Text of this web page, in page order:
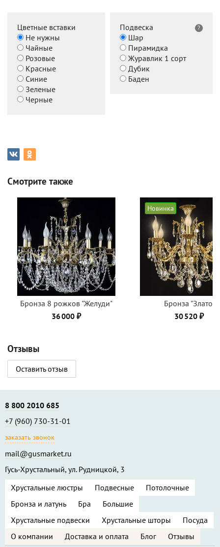
Цветные вставки
Не нужны
Чайные
Розовые
Красные
Синие
Зеленые
Черные
Подвеска ?
Шар
Пирамидка
Журавлик 1 сорт
Дубик
Баден
Смотрите также
Бронза 8 рожков "Желуди"
36 000 ₽
Новинка
Бронза "Злато"
30 520 ₽
Отзывы
Оставить отзыв
Хрустальные люстры Подвесные
Потолочные
Бронза и латунь
Бра
Большие
Хрустальные подвески
Хрустальные шторы Посуда
8 800 2010 685
+7 (960) 730-31-01
заказать звонок
mail@gusmarket.ru
Гусь-Хрустальный, ул. Рудницкой, 3
О компании Доставка и оплата Блог Отзывы